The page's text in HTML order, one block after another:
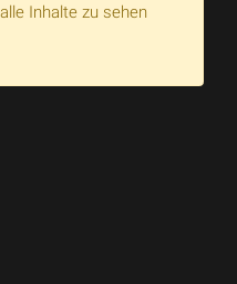
Inhalte zu sehen